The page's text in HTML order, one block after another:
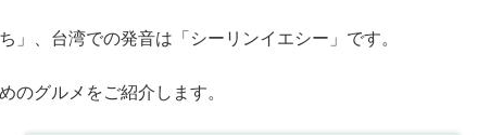
」、台湾での発音は「シーリンイエシー」です。
のグルメをご紹介します。